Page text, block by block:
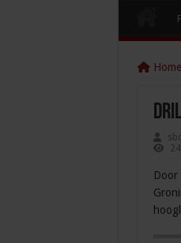
Home
Door